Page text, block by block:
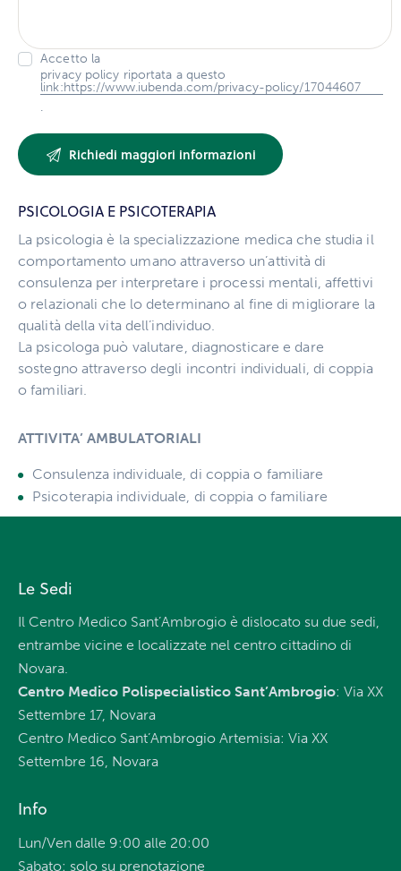
Accetto la
privacy policy riportata a questo
link:https://www.iubenda.com/privacy-policy/17044607
.
PSICOLOGIA E PSICOTERAPIA
La psicologia è la specializzazione medica che studia il
comportamento umano attraverso un’attività di
consulenza per interpretare i processi mentali, affettivi
o relazionali che lo determinano al fine di migliorare la
qualità della vita dell’individuo.
La psicologa può valutare, diagnosticare e dare
sostegno attraverso degli incontri individuali, di coppia
o familiari.
ATTIVITA’ AMBULATORIALI
Consulenza individuale, di coppia o familiare
Psicoterapia individuale, di coppia o familiare
Le Sedi
Il Centro Medico Sant’Ambrogio è dislocato su due sedi,
entrambe vicine e localizzate nel centro cittadino di
Novara.
Centro Medico Polispecialistico Sant’Ambrogio: Via XX
Settembre 17, Novara
Centro Medico Sant’Ambrogio Artemisia: Via XX
Settembre 16, Novara
Info
Lun/Ven dalle 9:00 alle 20:00
Sabato: solo su prenotazione